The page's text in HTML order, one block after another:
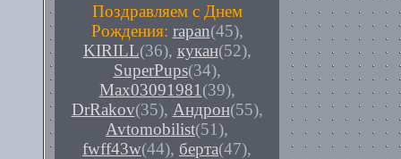
Поздравляем с Днем
Рождения: rapan(45),
KIRILL(36), кукан(52),
SuperPups(34),
Max03091981 (39),
DrRakov(35), Андрон(55),
Avtomobilist(51),
fwff43w(44), берта(47),